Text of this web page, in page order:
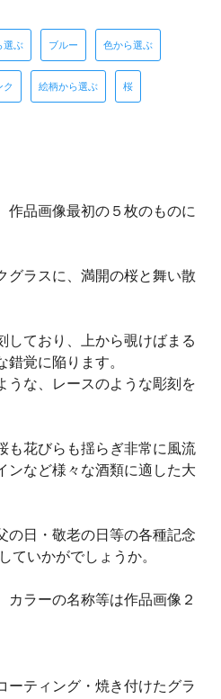
選ぶ ブルー 色から選ぶ
ク 絵柄から選ぶ 桜
品画像最初の５枚のものに
グラスに、満開の桜と舞い散
しており、上から覗けばまる
覚に陥ります。
うな、レースのような彫刻を
も花びらも揺らぎ非常に風流
ンなど様々な酒類に適した大
の日・敬老の日等の各種記念
ていかがでしょうか。
ラーの名称等は作品画像２
ーティング・焼き付けたグラ